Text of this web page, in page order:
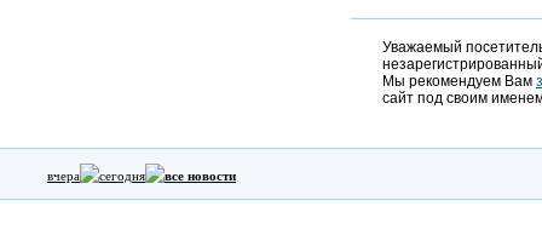
Уважаемый
Мы рекомендуем Вам
сайт под своим
вчера сегодня все новости